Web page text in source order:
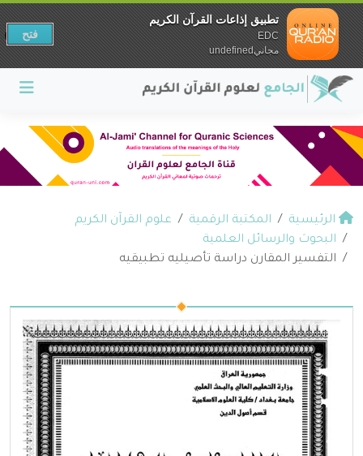
الرئيسية المكتبة الرقمية
علوم القرآن الكريم
البحوث والرسائل العلمية
التفسير المقارن دراسة تأصيليه تطبيقيه
تطبيق إذاعات القرآن الكريم
EDC
مجانيundefined
فتح